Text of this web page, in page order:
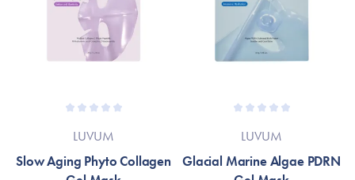
LUVUM
Slow Aging Phyto Collagen
LUVUM
Glacial Marine Algae PDRN